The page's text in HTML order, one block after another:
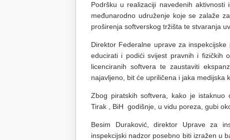
Podršku u realizaciji navedenih aktivnosti
međunarodno udruženje koje se zalaže
proširenja softverskog tržišta te stvaranja
Direktor Federalne uprave za
educirati i podići svijest pravnih i fizičkih
licenciranih softvera te zaustaviti
najavljeno, bit će upriličena i jaka medijska
Zbog piratskih softvera, kako je istaknuo
Tirak , BiH godišnje, u vidu poreza, gubi
Besim Duraković, direktor Uprave za
inspekcijski nadzor posebno biti izražen u